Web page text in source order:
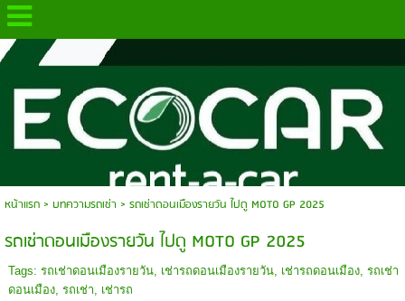
.
หน้าแรก> บทความรถเช่า > รถเช่าดอนเมืองรายวัน ไปดู MOTO GP 2025
รถเช่าดอนเมืองรายวัน ไปดู MOTO GP 2025
Tags: รถเช่าดอนเมืองรายวัน, เช่ารถดอนเมืองรายวัน, เช่ารถดอนเมือง, รถเช่า
ดอนเมือง, รถเช่า, เช่ารถ